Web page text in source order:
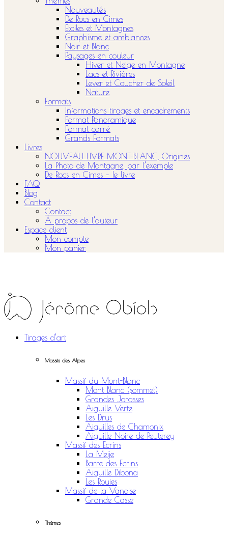
Nouveautés
De Rocs en Cimes
Etoiles et Montagnes
Graphisme et ambiances
Noir et Blanc
Paysages en couleur
Hiver et Neige en Montagne
Lacs et Rivières
Lever et Coucher de Soleil
Nature
Formats
Informations tirages et encadrements
Format Panoramique
Format carré
Grands Formats
Livres
NOUVEAU LIVRE MONT-BLANC, Origines
La Photo de Montagne, par l’exemple
De Rocs en Cimes – le livre
FAQ
Blog
Contact
Contact
À propos de l’auteur
Espace client
Mon compte
Mon panier
Tirages d’art
Massifs des Alpes
Massif du Mont-Blanc
Mont Blanc (sommet)
Grandes Jorasses
Aiguille Verte
Les Drus
Aiguilles de Chamonix
Aiguille Noire de Peuterey
Massif des Ecrins
La Meije
Barre des Ecrins
Aiguille Dibona
Les Rouies
Massif de la Vanoise
Grande Casse
Thèmes